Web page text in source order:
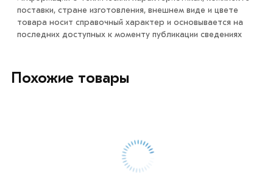
согласования условий доставки или самовывоза.
Данний товар от производителя сертифицирован,
купленного товарa в течение 7 дней (наличие чека
поставки, стране изготовления, внешнем виде и цвете
товара носит справочный характер и основывается на
последних доступных к моменту публикации сведениях
Похожие товары